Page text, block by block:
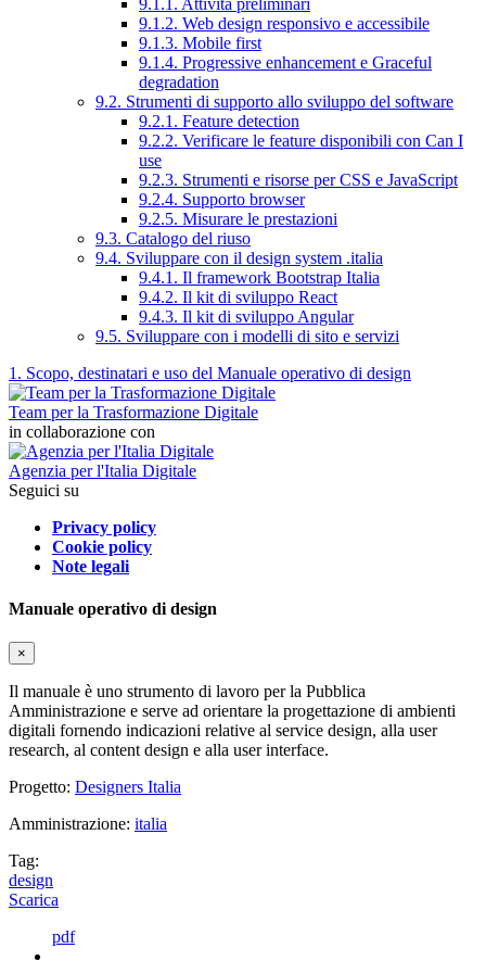
9.1.2. Web design responsivo e accessibile
9.1.3. Mobile first
9.1.4. Progressive enhancement e Graceful
degradation
9.2. Strumenti di supporto allo sviluppo del software
9.2.1. Feature detection
9.2.2. Verificare le feature disponibili con Can I
use
9.2.3. Strumenti e risorse per CSS e JavaScript
9.2.4. Supporto browser
9.2.5. Misurare le prestazioni
9.3. Catalogo del riuso
9.4. Sviluppare con il design system .italia
9.4.1. Il framework Bootstrap Italia
9.4.2. Il kit di sviluppo React
9.4.3. Il kit di sviluppo Angular
9.5. Sviluppare con i modelli di sito e servizi
1. Scopo, destinatari e uso del Manuale operativo di design
Team per la Trasformazione Digitale
in collaborazione con
Agenzia per l'Italia Digitale
Seguici su
Privacy policy
Cookie policy
Note legali
Manuale operativo di design
×
Il manuale è uno strumento di lavoro per la Pubblica
Amministrazione e serve ad orientare la progettazione di ambienti
digitali fornendo indicazioni relative al service design, alla user
research, al content design e alla user interface.
Progetto: Designers Italia
Amministrazione: italia
Tag:
design
Scarica
pdf